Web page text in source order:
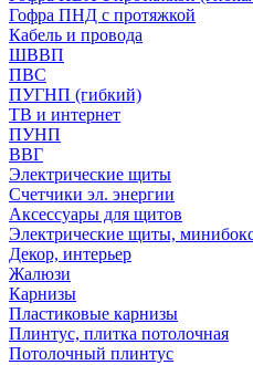
Гофра ПНД с протяжкой
Кабель и провода
ШВВП
ПВС
ПУГНП (гибкий)
ТВ и интернет
ПУНП
ВВГ
Электрические щиты
Счетчики эл. энергии
Аксессуары для щитов
Электрические щиты,
Декор, интерьер
Жалюзи
Карнизы
Пластиковые карнизы
Плинтус, плитка потолочная
Потолочный плинтус